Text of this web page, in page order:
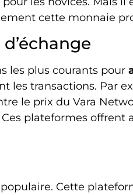
cette monnaie
les plus courants pour
les transactions. Par
le prix du Vara
Ces plateformes offrent
Cette